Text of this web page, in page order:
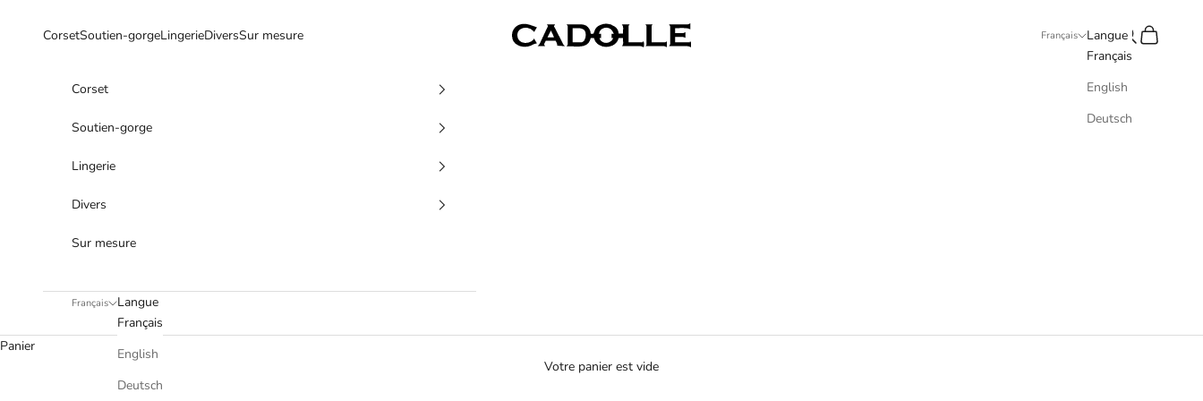
Cadolle
CorsetSoutien-gorgeLingerieDiversSur mesure Français
Langue
Français
English
Deutsch
Recherche
Panier
Corset
Soutien-gorge
Lingerie
Divers
Sur mesure
Français
Langue
Français
English
Deutsch
Panier
Votre panier est vide